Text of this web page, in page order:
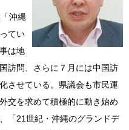
沖縄
てい
は地
訪問、さらに７月には中国訪
させている。県議会も市民運
交を求めて積極的に動き始め
「21世紀・沖縄のグランドデ